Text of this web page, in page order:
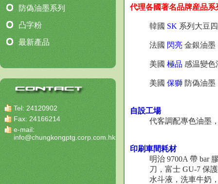
防偽油墨系列
凸字粉
最新產品
Tel: 24120902
Fax: 24166214
e-mail:
info@chungkongptg.corp.com.hk
代理各國著名品牌産品系
韓國 SK 系列大豆
法國 閃亮金銀油墨
美國 極品 感温變色
美國 保獅防偽油墨
自設工場
代客調配專色油墨
印刷車間耗材
明治 9700A 帶 bar
刀，富士 GU-7 保
水斗液，洗車牛奶